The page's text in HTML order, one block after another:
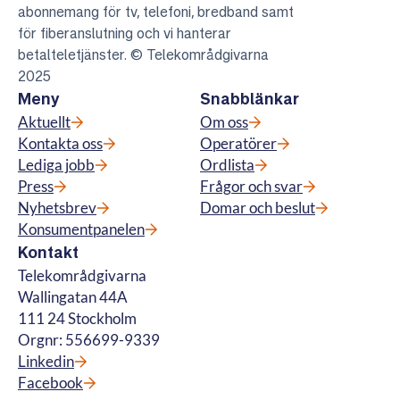
abonnemang för tv, telefoni, bredband samt
för fiberanslutning och vi hanterar
betalteletjänster. © Telekområdgivarna
2025
Meny
Aktuellt
Kontakta oss
Lediga jobb
Press
Nyhetsbrev
Konsumentpanelen
Snabblänkar
Om oss
Operatörer
Ordlista
Frågor och svar
Domar och beslut
Kontakt
Telekområdgivarna
Wallingatan 44A
111 24 Stockholm
Orgnr: 556699-9339
Linkedin
Facebook